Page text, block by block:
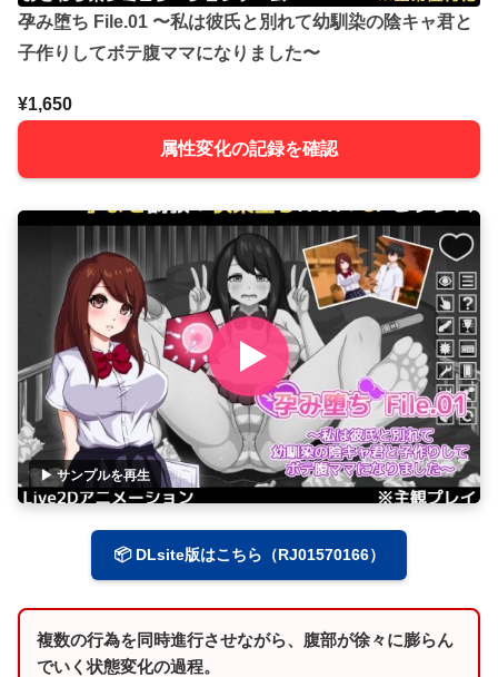
孕み堕ち File.01 〜私は彼氏と別れて幼馴染の陰キャ君と
子作りしてボテ腹ママになりました〜
¥1,650
属性変化の記録を確認
▶ サンプルを再生
📦 DLsite版はこちら（RJ01570166）
複数の行為を同時進行させながら、腹部が徐々に膨らん
でいく状態変化の過程。